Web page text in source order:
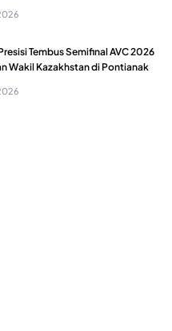
Tembus Semifinal AVC 2026
Wakil Kazakhstan di Pontianak